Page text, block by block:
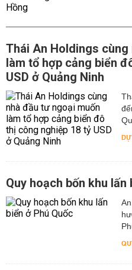
Thái An Holdings
làm tổ hợp cảng biển
USD ở Quảng Ninh
Quy hoạch bốn khu lấn